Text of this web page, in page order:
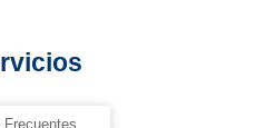
Frecuentes